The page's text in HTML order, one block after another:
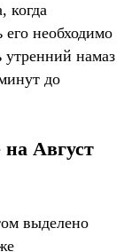
когда
необходимо
утренний намаз
до
Август
выделено